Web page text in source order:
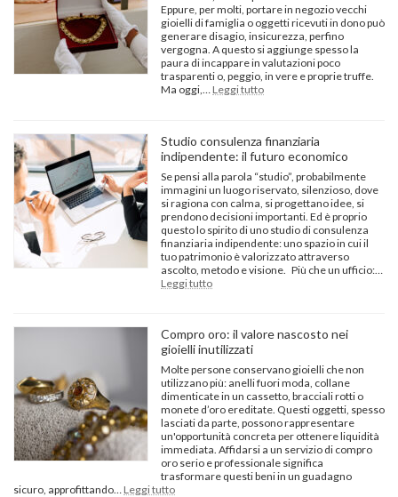
chi
lavora
ogni
giorno
su
strada
Eppure, per molti, portare in negozio vecchi
gioielli di famiglia o oggetti ricevuti in dono può
generare disagio, insicurezza, perfino
vergogna. A questo si aggiunge spesso la
paura di incappare in valutazioni poco
trasparenti o, peggio, in vere e proprie truffe.
Ma oggi,…Leggi tutto:
privacy:
vendere
in
modo
discreto
e
sicuro
Studio consulenza finanziaria
indipendente: il futuro economico
Se pensi alla parola “studio”, probabilmente
immagini un luogo riservato, silenzioso, dove
si ragiona con calma, si progettano idee, si
prendono decisioni importanti. Ed è proprio
questo lo spirito di uno studio di consulenza
finanziaria indipendente: uno spazio in cui il
tuo patrimonio è valorizzato attraverso
ascolto, metodo e visione. Più che un ufficio:…
Leggi tutto:
indipendente:
il
economico
Compro oro: il valore nascosto nei
gioielli inutilizzati
Molte persone conservano gioielli che non
utilizzano più: anelli fuori moda, collane
dimenticate in un cassetto, bracciali rotti o
monete d’oro ereditate. Questi oggetti, spesso
lasciati da parte, possono rappresentare
un'opportunità concreta per ottenere liquidità
immediata. Affidarsi a un servizio di compro
oro serio e professionale significa
trasformare questi beni in un guadagno
sicuro, approfittando… Leggi tutto: